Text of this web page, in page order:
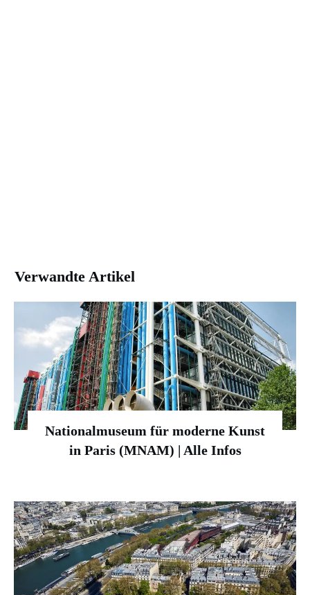
Verwandte Artikel
Nationalmuseum für moderne Kunst
in Paris (MNAM) | Alle Infos